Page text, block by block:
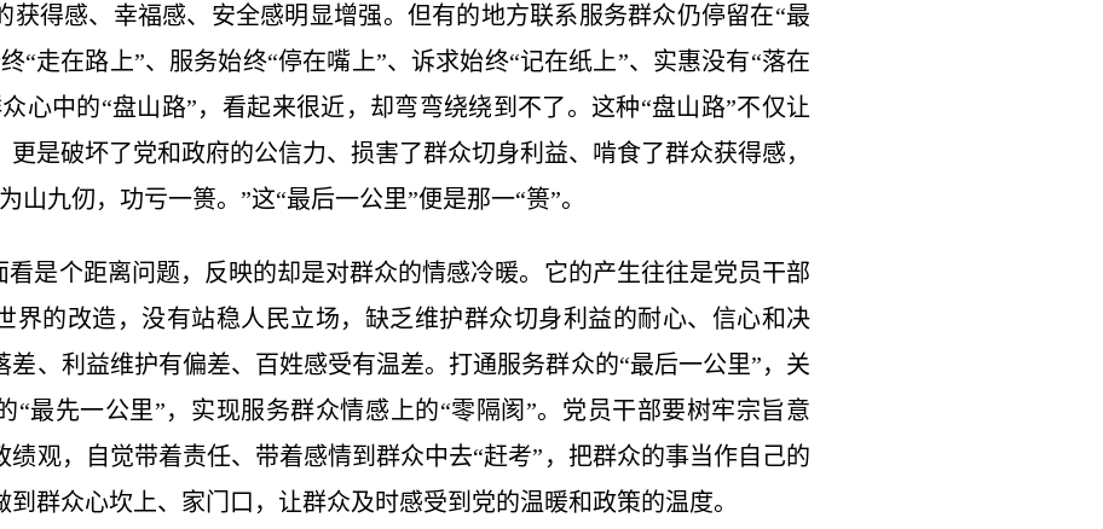
获得感、幸福感、安全感明显增强。但有的地方联系服务群众仍停留在“最
“走在路上”、服务始终“停在嘴上”、诉求始终“记在纸上”、实惠没有“落在
心中的“盘山路”，看起来很近，却弯弯绕绕到不了。这种“盘山路”不仅让
是破坏了党和政府的公信力、损害了群众切身利益、啃食了群众获得感，
山九仞，功亏一篑。”这“最后一公里”便是那一“篑”。
看是个距离问题，反映的却是对群众的情感冷暖。它的产生往往是党员干部
界的改造，没有站稳人民立场，缺乏维护群众切身利益的耐心、信心和决
差、利益维护有偏差、百姓感受有温差。打通服务群众的“最后一公里”，关
“最先一公里”，实现服务群众情感上的“零隔阂”。党员干部要树牢宗旨意
绩观，自觉带着责任、带着感情到群众中去“赶考”，把群众的事当作自己的
群众心坎上、家门口，让群众及时感受到党的温暖和政策的温度。